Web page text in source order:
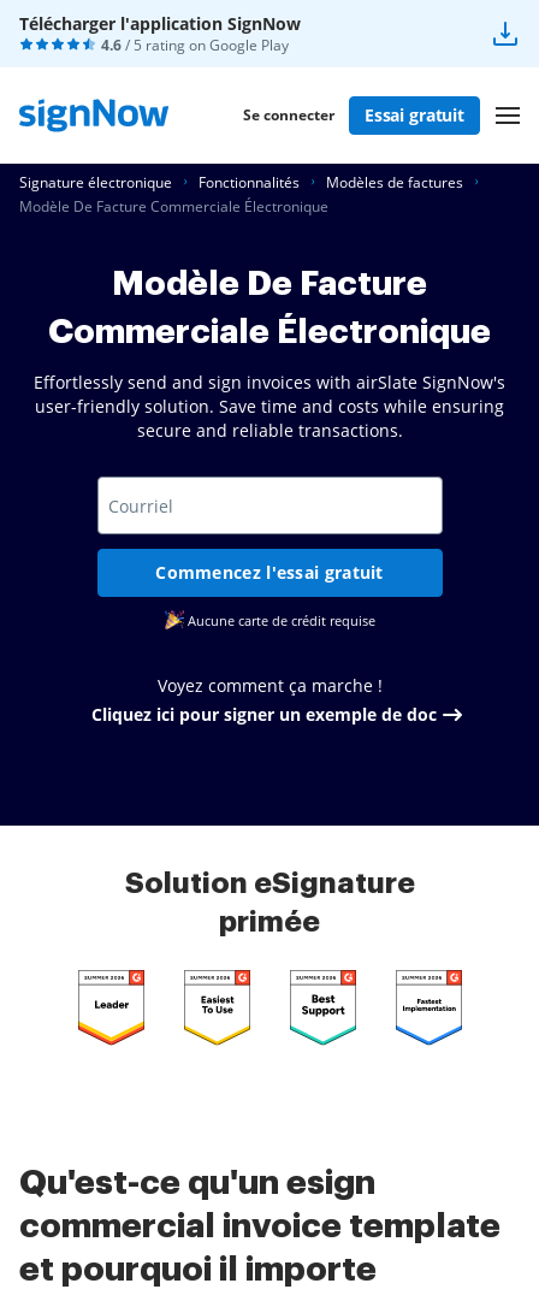
Télécharger l'application SignNow
4.6/ 5 rating onGoogle Play
Se connecter Essai gratuit
Signature électronique Fonctionnalités
Modèles de factures
Modèle De Facture Commerciale Électronique
Modèle De Facture
Commerciale Électronique
Effortlessly send and sign invoices with airSlate SignNow's
user-friendly solution. Save time and costs while ensuring
secure and reliable transactions.
Commencez l'essai gratuit
Aucune carte de crédit requise
Voyez comment ça marche !
Cliquez ici pour signer un exemple de doc
Solution eSignature
primée
Qu'est-ce qu'un esign
commercial invoice template
et pourquoi il importe